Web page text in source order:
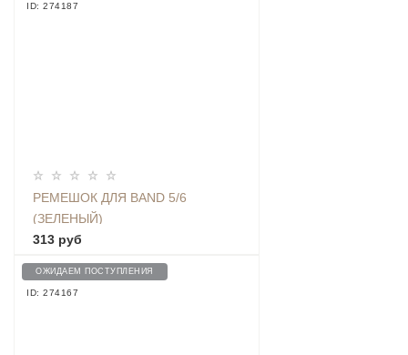
ID: 274187
РЕМЕШОК ДЛЯ BAND 5/6
(ЗЕЛЕНЫЙ)
313 руб
ОЖИДАЕМ ПОСТУПЛЕНИЯ
ID: 274167